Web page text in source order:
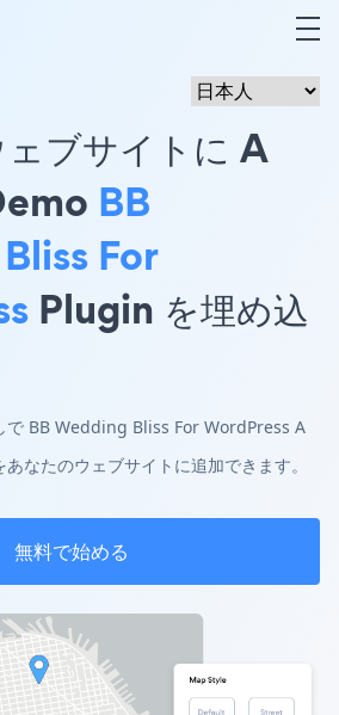
ブサイトに A
BB
For
Plugin を埋め込
で BB Wedding Bliss For WordPress A
なたのウェブサイトに追加できます。
無料で始める